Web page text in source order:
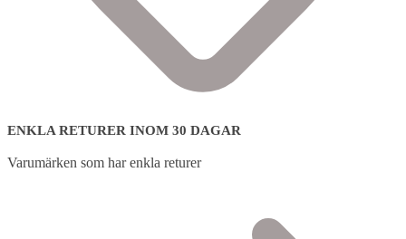
ENKLA RETURER INOM 30 DAGAR
Varumärken som har enkla returer